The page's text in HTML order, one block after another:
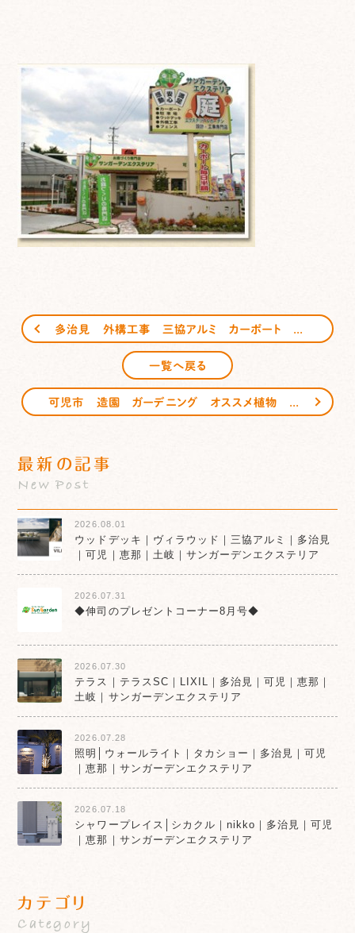
一覧へ戻る
最新の記事
New Post
2026.08.01
ウッドデッキ｜ヴィラウッド｜三協アルミ｜多治見
｜可児｜恵那｜土岐｜サンガーデンエクステリア
2026.07.31
◆伸司のプレゼントコーナー8月号◆
2026.07.30
テラス｜テラスSC｜LIXIL｜多治見｜可児｜恵那｜
土岐｜サンガーデンエクステリア
2026.07.28
照明│ウォールライト｜タカショー｜多治見｜可児
｜恵那｜サンガーデンエクステリア
2026.07.18
シャワープレイス│シカクル｜nikko｜多治見｜可児
｜恵那｜サンガーデンエクステリア
カテゴリ
Category